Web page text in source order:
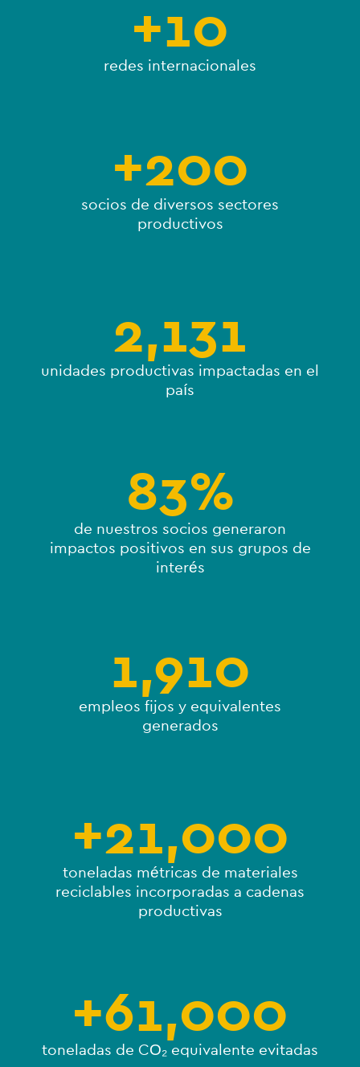
redes internacionales
+10
socios de diversos sectores
productivos
+200
unidades productivas impactadas en el
país
2,131
de nuestros socios generaron
impactos positivos en sus grupos de
interés
83%
empleos fijos y equivalentes
generados
1,910
toneladas métricas de materiales
reciclables incorporadas a cadenas
productivas
+21,000
toneladas de CO₂ equivalente evitadas
+61,000